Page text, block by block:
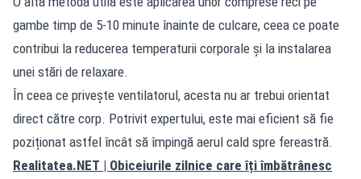
gambe timp de 5-10 minute înainte de culcare, ceea ce poate
contribui la reducerea temperaturii corporale și la instalarea
unei stări de relaxare.
În ceea ce privește ventilatorul, acesta nu ar trebui orientat
direct către corp. Potrivit expertului, este mai eficient să fie
poziționat astfel încât să împingă aerul cald spre fereastră.
Realitatea.NET | Obiceiurile zilnice care îți îmbătrânesc